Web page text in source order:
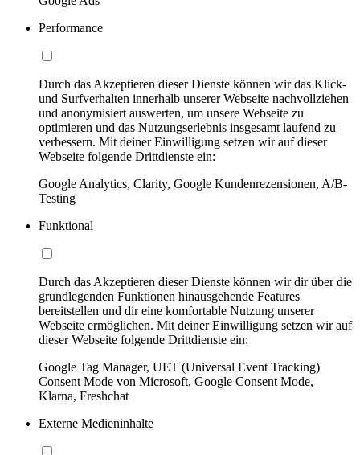
Performance
Durch das Akzeptieren dieser Dienste können wir das Klick-
und Surfverhalten innerhalb unserer Webseite nachvollziehen
und anonymisiert auswerten, um unsere Webseite zu
optimieren und das Nutzungserlebnis insgesamt laufend zu
verbessern. Mit deiner Einwilligung setzen wir auf dieser
Webseite folgende Drittdienste ein:
Google Analytics, Clarity, Google Kundenrezensionen, A/B-
Testing
Funktional
Durch das Akzeptieren dieser Dienste können wir dir über die
grundlegenden Funktionen hinausgehende Features
bereitstellen und dir eine komfortable Nutzung unserer
Webseite ermöglichen. Mit deiner Einwilligung setzen wir auf
dieser Webseite folgende Drittdienste ein:
Google Tag Manager, UET (Universal Event Tracking)
Consent Mode von Microsoft, Google Consent Mode,
Klarna, Freshchat
Externe Medieninhalte